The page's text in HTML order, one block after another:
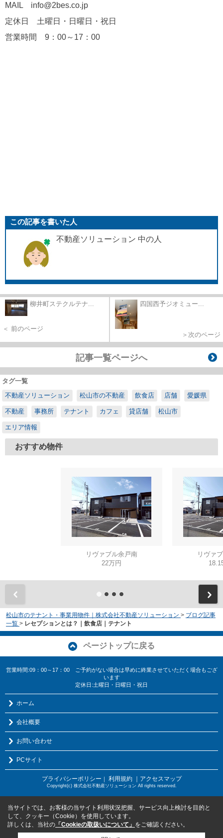
MAIL info@2bes.co.jp
定休日 土曜日・日曜日・祝日
営業時間 9：00～17：00
この記事を書いた人
不動産ソリューション 中の人
柳井町ステクルテナ...
＜ 前のページ
四国西予ジオミュー...
＞次のページ
記事一覧ページへ
タグ一覧
不動産ソリューション
松山市の不動産 飲食店 店舗 愛媛県
不動産 事務所 テナント カフェ 貸店舗 松山市
エリア情報
おすすめ物件
リヴァブル余戸南
22万円
リヴァ
松山市のテナント・事業用物件｜株式会社不動産ソリューション > ブログ記事
一覧 > レセプションとは？｜飲食店｜テナント
ページトップに戻る
営業時間:09：00～17：00 ご予約がない場合は早めに終業させていただく場合もござ
います
定休日:土曜日・日曜日・祝日
ホーム
会社概要
お問い合わせ
PCサイト
プライバシーポリシー ｜ 利用規約 ｜アクセスマップ
Copyright(c) 株式会社不動産ソリューション All rights reserved.
当サイトでは、お客様の当サイト利用状況把握、サービス向上検討を目的と
して、クッキー（Cookie）を使用しています。
詳しくは、当社の 「Cookieの取扱いについて」 をご確認ください。